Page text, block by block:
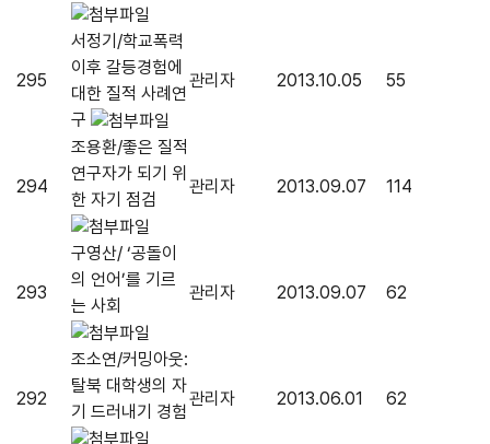
295
서정기/학교폭력
이후 갈등경험에
대한 질적 사례연
구
관리자 2013.10.05 55
294
조용환/좋은 질적
연구자가 되기 위
한 자기 점검
관리자 2013.09.07 114
293
구영산/ ‘공돌이
의 언어’를 기르
는 사회
관리자 2013.09.07 62
292
조소연/커밍아웃:
탈북 대학생의 자
기 드러내기 경험
관리자 2013.06.01 62